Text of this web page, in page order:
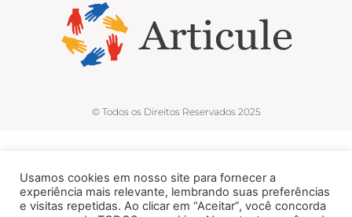
© Todos os Direitos Reservados 2025
Usamos cookies em nosso site para fornecer a
experiência mais relevante, lembrando suas preferências
e visitas repetidas. Ao clicar em “Aceitar”, você concorda